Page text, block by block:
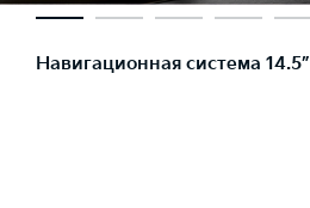
Навигационная система 14.5”